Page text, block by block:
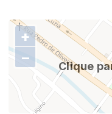
Clique
+
−